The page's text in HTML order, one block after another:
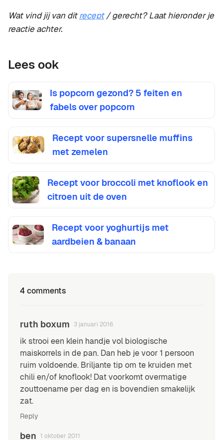
Wat vind jij van ditrecept/ gerecht? Laat hieronder je
reactie achter.
Lees ook
Is popcorn gezond? 5 feiten en
fabels over popcorn
Recept voor supersnelle muffins
met zemelen
Recept voor broccoli met knoflook en
citroen uit de oven
Recept voor yoghurtijs met
aardbeien & banaan
4 comments
ruth boxum 3 januari 2016
ik strooi een klein handje vol biologische
maiskorrels in de pan. Dan heb je voor 1 persoon
ruim voldoende. Briljante tip om te kruiden met
chili en/of knoflook! Dat voorkomt overmatige
zouttoename per dag en is bovendien smakelijk
zat.
Reply
ben 1 oktober 2011